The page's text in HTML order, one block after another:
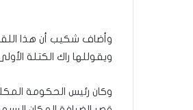
وأضاف شكيب أن هذا
ويقوللها راك الكتلة
وكان رئيس الحكومة